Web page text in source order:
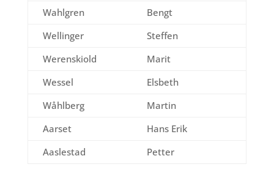
Wahlgren
Bengt
Wellinger
Steffen
Werenskiold
Marit
Wessel
Elsbeth
Wåhlberg
Martin
Aarset
Hans Erik
Aaslestad
Petter